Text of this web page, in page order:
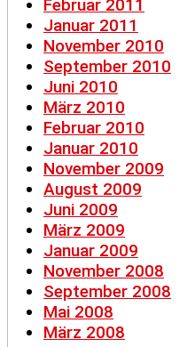
Februar 2011
Januar 2011
November 2010
September 2010
Juni 2010
März 2010
Februar 2010
Januar 2010
November 2009
August 2009
Juni 2009
März 2009
Januar 2009
November 2008
September 2008
Mai 2008
März 2008